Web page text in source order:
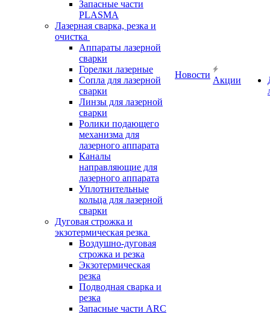
Запасные части
PLASMA
Лазерная сварка, резка и
очистка
Аппараты лазерной
сварки
Горелки лазерные
Сопла для лазерной
сварки
Линзы для лазерной
сварки
Ролики подающего
механизма для
лазерного аппарата
Каналы
направляющие для
лазерного аппарата
Уплотнительные
кольца для лазерной
сварки
Дуговая строжка и
экзотермическая резка
Воздушно-дуговая
строжка и резка
Экзотермическая
резка
Подводная сварка и
резка
Запасные части ARC
Новости
Акции